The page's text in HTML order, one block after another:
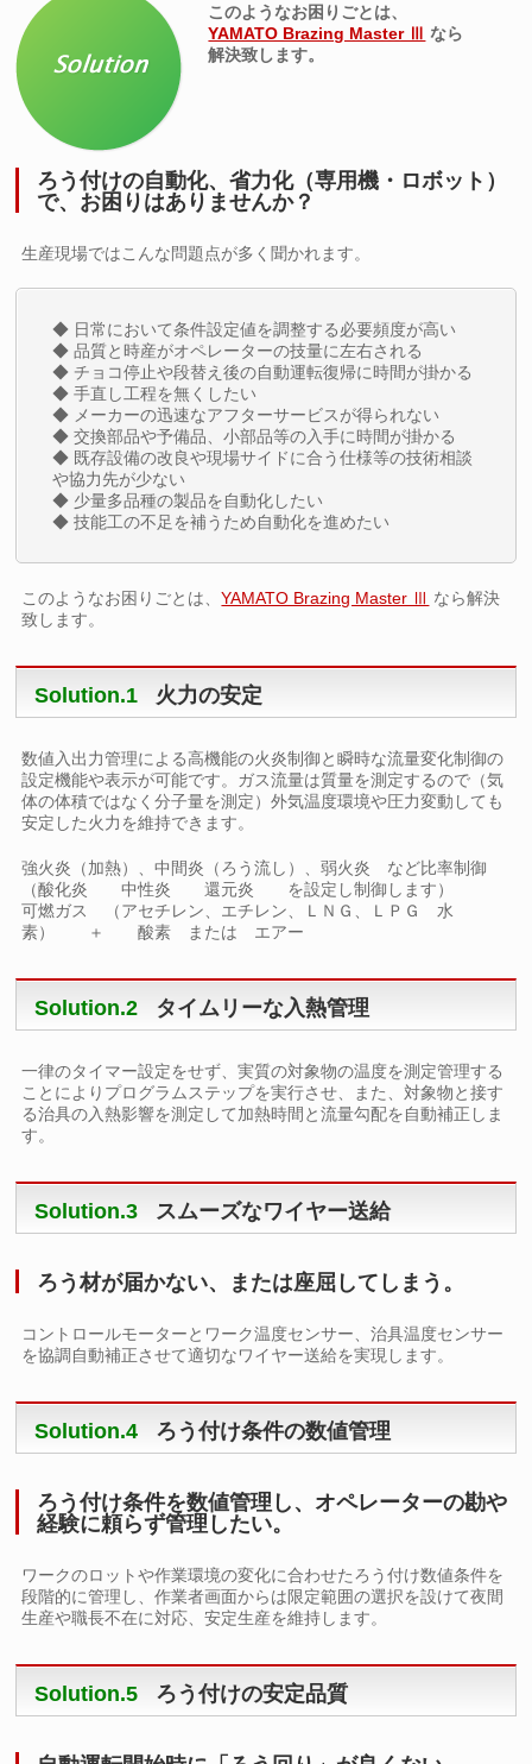
このようなお困りごとは、
YAMATO Brazing Master Ⅲ なら
解決致します。
ろう付けの自動化、省力化（専用機・ロボット）
で、お困りはありませんか？
生産現場ではこんな問題点が多く聞かれます。
◆ 日常において条件設定値を調整する必要頻度が高い
◆ 品質と時産がオペレーターの技量に左右される
◆ チョコ停止や段替え後の自動運転復帰に時間が掛かる
◆ 手直し工程を無くしたい
◆ メーカーの迅速なアフターサービスが得られない
◆ 交換部品や予備品、小部品等の入手に時間が掛かる
◆ 既存設備の改良や現場サイドに合う仕様等の技術相談
や協力先が少ない
◆ 少量多品種の製品を自動化したい
◆ 技能工の不足を補うため自動化を進めたい
このようなお困りごとは、YAMATO Brazing Master Ⅲ なら解決
致します。
Solution.1 火力の安定
数値入出力管理による高機能の火炎制御と瞬時な流量変化制御の
設定機能や表示が可能です。ガス流量は質量を測定するので（気
体の体積ではなく分子量を測定）外気温度環境や圧力変動しても
安定した火力を維持できます。
強火炎（加熱）、中間炎（ろう流し）、弱火炎 など比率制御
（酸化炎 中性炎 還元炎 を設定し制御します）
可燃ガス （アセチレン、エチレン、ＬＮＧ、ＬＰＧ 水
素） ＋ 酸素 または エアー
Solution.2 タイムリーな入熱管理
一律のタイマー設定をせず、実質の対象物の温度を測定管理する
ことによりプログラムステップを実行させ、また、対象物と接す
る治具の入熱影響を測定して加熱時間と流量勾配を自動補正しま
す。
Solution.3 スムーズなワイヤー送給
ろう材が届かない、または座屈してしまう。
コントロールモーターとワーク温度センサー、治具温度センサー
を協調自動補正させて適切なワイヤー送給を実現します。
Solution.4 ろう付け条件の数値管理
ろう付け条件を数値管理し、オペレーターの勘や
経験に頼らず管理したい。
ワークのロットや作業環境の変化に合わせたろう付け数値条件を
段階的に管理し、作業者画面からは限定範囲の選択を設けて夜間
生産や職長不在に対応、安定生産を維持します。
Solution.5 ろう付けの安定品質